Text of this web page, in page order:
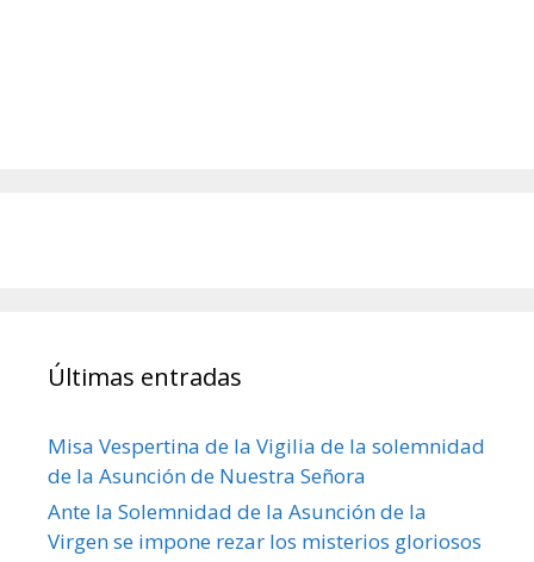
Últimas entradas
Misa Vespertina de la Vigilia de la solemnidad
de la Asunción de Nuestra Señora
Ante la Solemnidad de la Asunción de la
Virgen se impone rezar los misterios gloriosos